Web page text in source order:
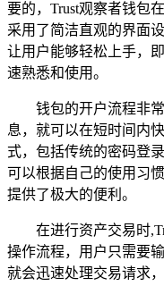
要的，Trust观察者钱包
采用了简洁直观的界面
让用户能够轻松上手，
速熟悉和使用。
钱包的开户流程非
息，就可以在短时间内
式，包括传统的密码登
可以根据自己的使用习
提供了极大的便利。
在进行资产交易时
操作流程，用户只需要
就会迅速处理交易请求